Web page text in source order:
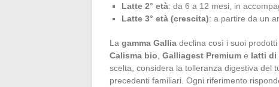
Latte 2° età: da 6 a 12 mesi, in
Latte 3° età (crescita): a partire da un
La gamma Gallia declina così i suoi
Calisma bio Galliagest Premium e latti di
scelta, considera la tolleranza digestiva del
precedenti familiari. Ogni riferimento